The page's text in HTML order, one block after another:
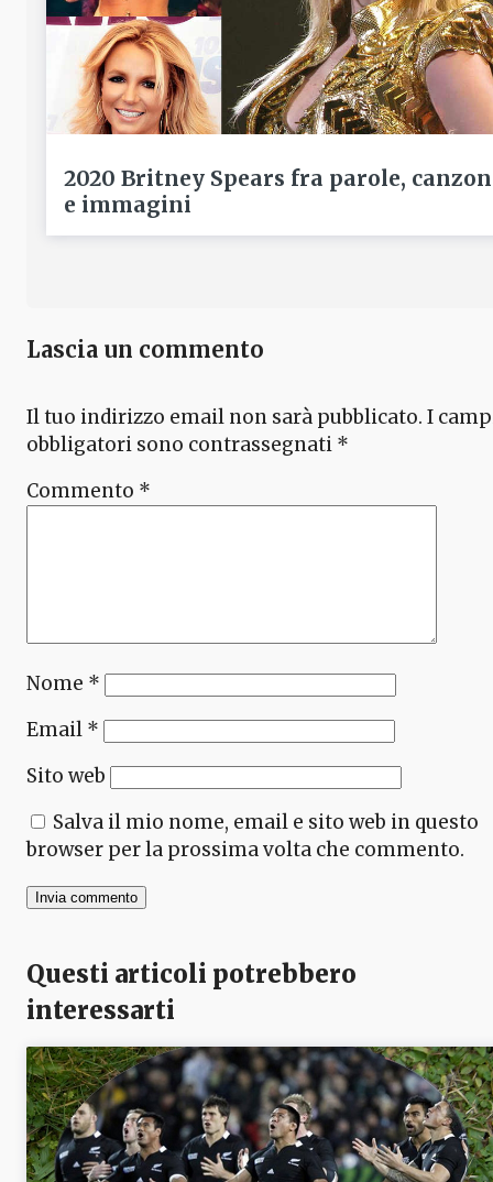
2020 Britney Spears fra parole,
e immagini
Lascia un commento
Il tuo indirizzo email non sarà pubblicato. I
obbligatori sono contrassegnati *
Commento *
Nome *
Email *
Sito web
Salva il mio nome, email e sito web in questo
browser per la prossima volta che commento.
Questi articoli potrebbero
interessarti